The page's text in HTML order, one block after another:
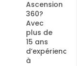
🎥✨
Les
événements
et